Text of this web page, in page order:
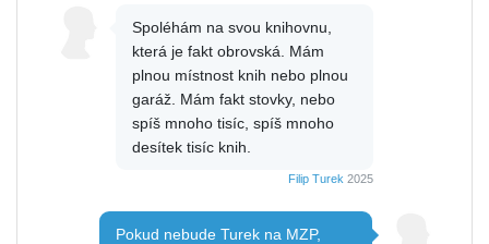
Spoléhám na svou knihovnu,
která je fakt obrovská. Mám
plnou místnost knih nebo plnou
garáž. Mám fakt stovky, nebo
spíš mnoho tisíc, spíš mnoho
desítek tisíc knih.
Filip Turek 2025
Pokud nebude Turek na MZP,